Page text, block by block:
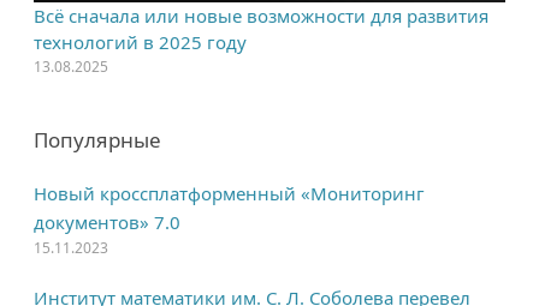
Всё сначала или новые возможности для развития
технологий в 2025 году
13.08.2025
Популярные
Новый кроссплатформенный «Мониторинг
документов» 7.0
15.11.2023
Институт математики им. С. Л. Соболева перевел